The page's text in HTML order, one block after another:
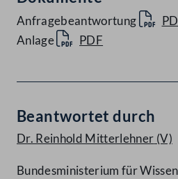
Anfragebeantwortung
Anlage
PDF
Beantwortet durch
Dr. Reinhold Mitterlehner (V)
Bundesministerium für